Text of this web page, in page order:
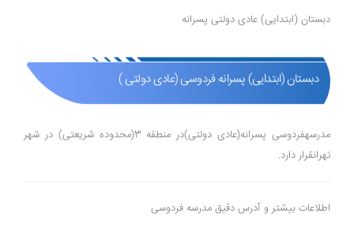
دبستان (ابتدایی) عادی دولتی پسرانه
دبستان (ابتدایی) پسرانه فردوسی (عادی دولتی )
مدرسهفردوسی پسرانه(عادی دولتی)در منطقه 3(محدوده شریعتی) در شهر
تهرانقرار دارد.
اطلاعات بیشتر و آدرس دقیق مدرسه فردوسی